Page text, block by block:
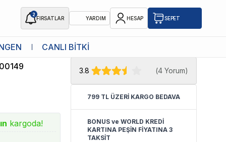
2
FIRSATLAR YARDIM HESAP SEPET
CANLI BİTKİ
kargoda!
★ Atakan Petshop,
satıcısıdır.
3.8 (4 Yorum)
799 TL ÜZERİ KARGO BEDAVA
BONUS ve WORLD KREDİ
KARTINA PEŞİN FİYATINA 3
TAKSİT